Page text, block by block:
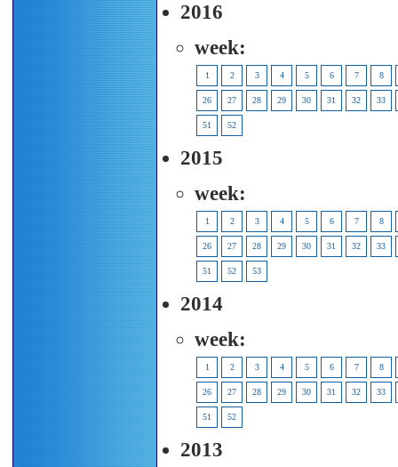
2016
week:
1 2 3 4 5 6 7 8
26 27 28 29 30 31 32 33
51 52
2015
week:
1 2 3 4 5 6 7 8
26 27 28 29 30 31 32 33
51 52 53
2014
week:
1 2 3 4 5 6 7 8
26 27 28 29 30 31 32 33
51 52
2013